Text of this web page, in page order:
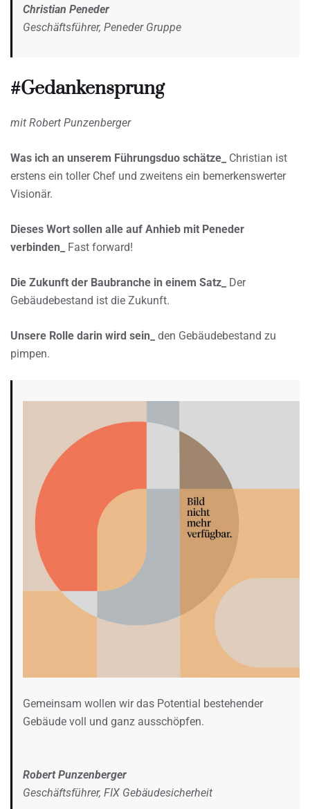
Christian Peneder
Geschäftsführer, Peneder Gruppe
#Gedankensprung
mit Robert Punzenberger
Was ich an unserem Führungsduo schätze_
Christian ist
erstens ein toller Chef und zweitens ein bemerkenswerter
Visionär.
Dieses Wort sollen alle auf Anhieb mit Peneder
verbinden_
Fast forward!
Die Zukunft der Baubranche in einem Satz_
Der
Gebäudebestand ist die Zukunft.
Unsere Rolle darin wird sein_
den Gebäudebestand zu
pimpen.
Gemeinsam wollen wir das Potential bestehender
Gebäude voll und ganz ausschöpfen.
Robert Punzenberger
Geschäftsführer, FIX Gebäudesicherheit